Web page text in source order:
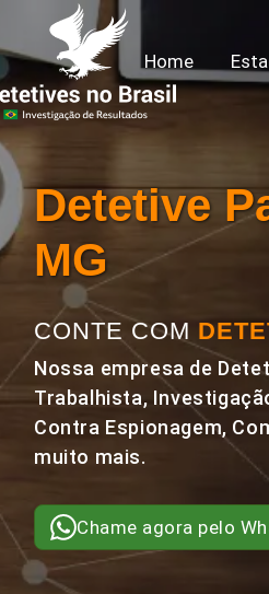
Home
Detetive
MG
CONTE COM
Nossa empresa de
Trabalhista,
Contra Espionagem,
muito mais.
Chame agora pelo